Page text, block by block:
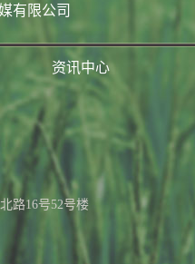
有限公司
资讯中心
路16号52号楼